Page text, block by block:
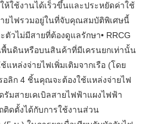
ห้ใช้งานได้เร็วขึ้นและประหยัดค่าใช้
ายไฟรวมอยู่ในที่จับคุณสมบัติพิเศษนี้
ตัวไม่มีสายที่ต้องดูแลรักษา• RRCG
นดินหรือบนสินค้าที่มีเครนยกเท่านั้น
แหล่งจ่ายไฟเพิ่มเติมจากเรือ (โดย
ลิก 4 ชิ้นคุณจะต้องใช้แหล่งจ่ายไฟ
รัมสายเคเบิลสายไฟฟ้าแผงไฟฟ้า
ติดตั้งได้กับการใช้งานส่วน